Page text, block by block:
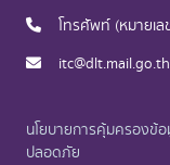
โทรศัพท์ (หมายเ
itc@dlt.mail.go.th
นโยบายการคุ้มครองข้
ปลอดภัย